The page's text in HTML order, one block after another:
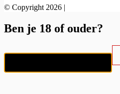
© Copyright 2026 |
Ben je 18 of ouder?